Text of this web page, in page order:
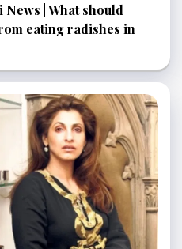
News | What should
eating radishes in